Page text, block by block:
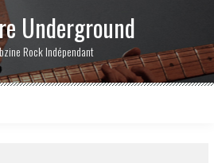
Underground
Rock Indépendant